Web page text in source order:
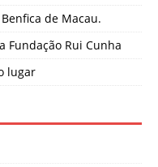
de Macau.
Fundação Rui Cunha
lugar